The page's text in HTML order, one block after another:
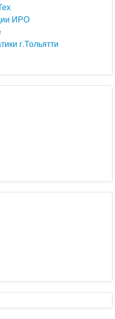
ИРО
г.Тольятти